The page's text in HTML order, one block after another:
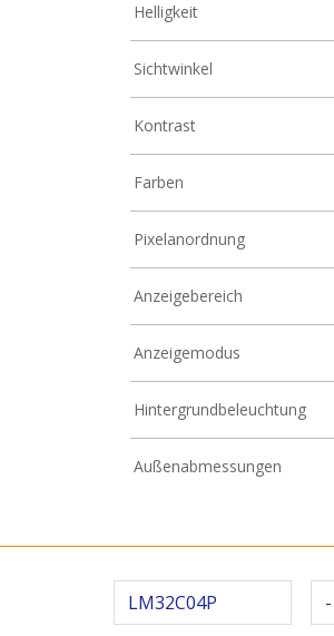
Helligkeit
Sichtwinkel
Kontrast
Farben
Pixelanordnung
Anzeigebereich
Anzeigemodus
Hintergrundbeleuchtung
Außenabmessungen
LM32C04P -